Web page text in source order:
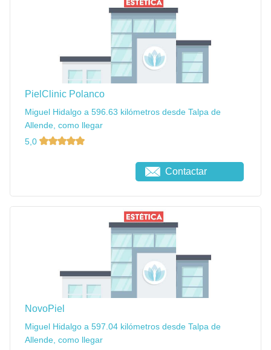
PielClinic Polanco
Miguel Hidalgo a 596.63 kilómetros desde Talpa de
Allende, como llegar
5,0
Contactar
NovoPiel
Miguel Hidalgo a 597.04 kilómetros desde Talpa de
Allende, como llegar